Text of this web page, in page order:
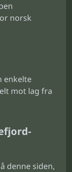
norsk
enkelte
mot lag fra
denne siden,